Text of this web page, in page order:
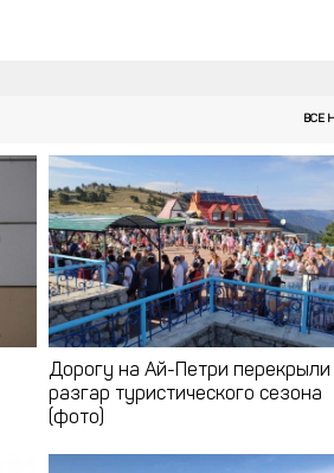
Дорогу на Ай-Петри перекрыли
разгар туристического сезона
(фото)
ВСЕ